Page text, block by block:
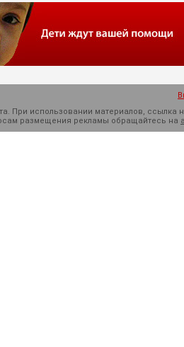
При использовании материалов, ссылка
размещения рекламы обращайтесь на